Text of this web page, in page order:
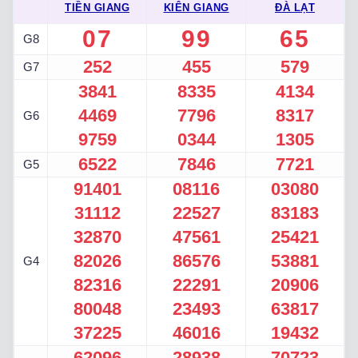
TIỀN GIANG KIÊN GIANG ĐÀ LẠT
G8 07 99 65
G7 252 455 579
G6
3841
4469
9759
8335
7796
0344
4134
8317
1305
G5 6522 7846 7721
G4
91401
31112
32870
82026
82316
80048
37225
08116
22527
47561
86576
22291
23493
46016
03080
83183
25421
53881
20906
63817
19432